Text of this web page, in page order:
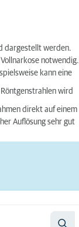
dargestellt werden.
notwendig.
kann eine
wird
direkt auf einem
Auflösung sehr gut